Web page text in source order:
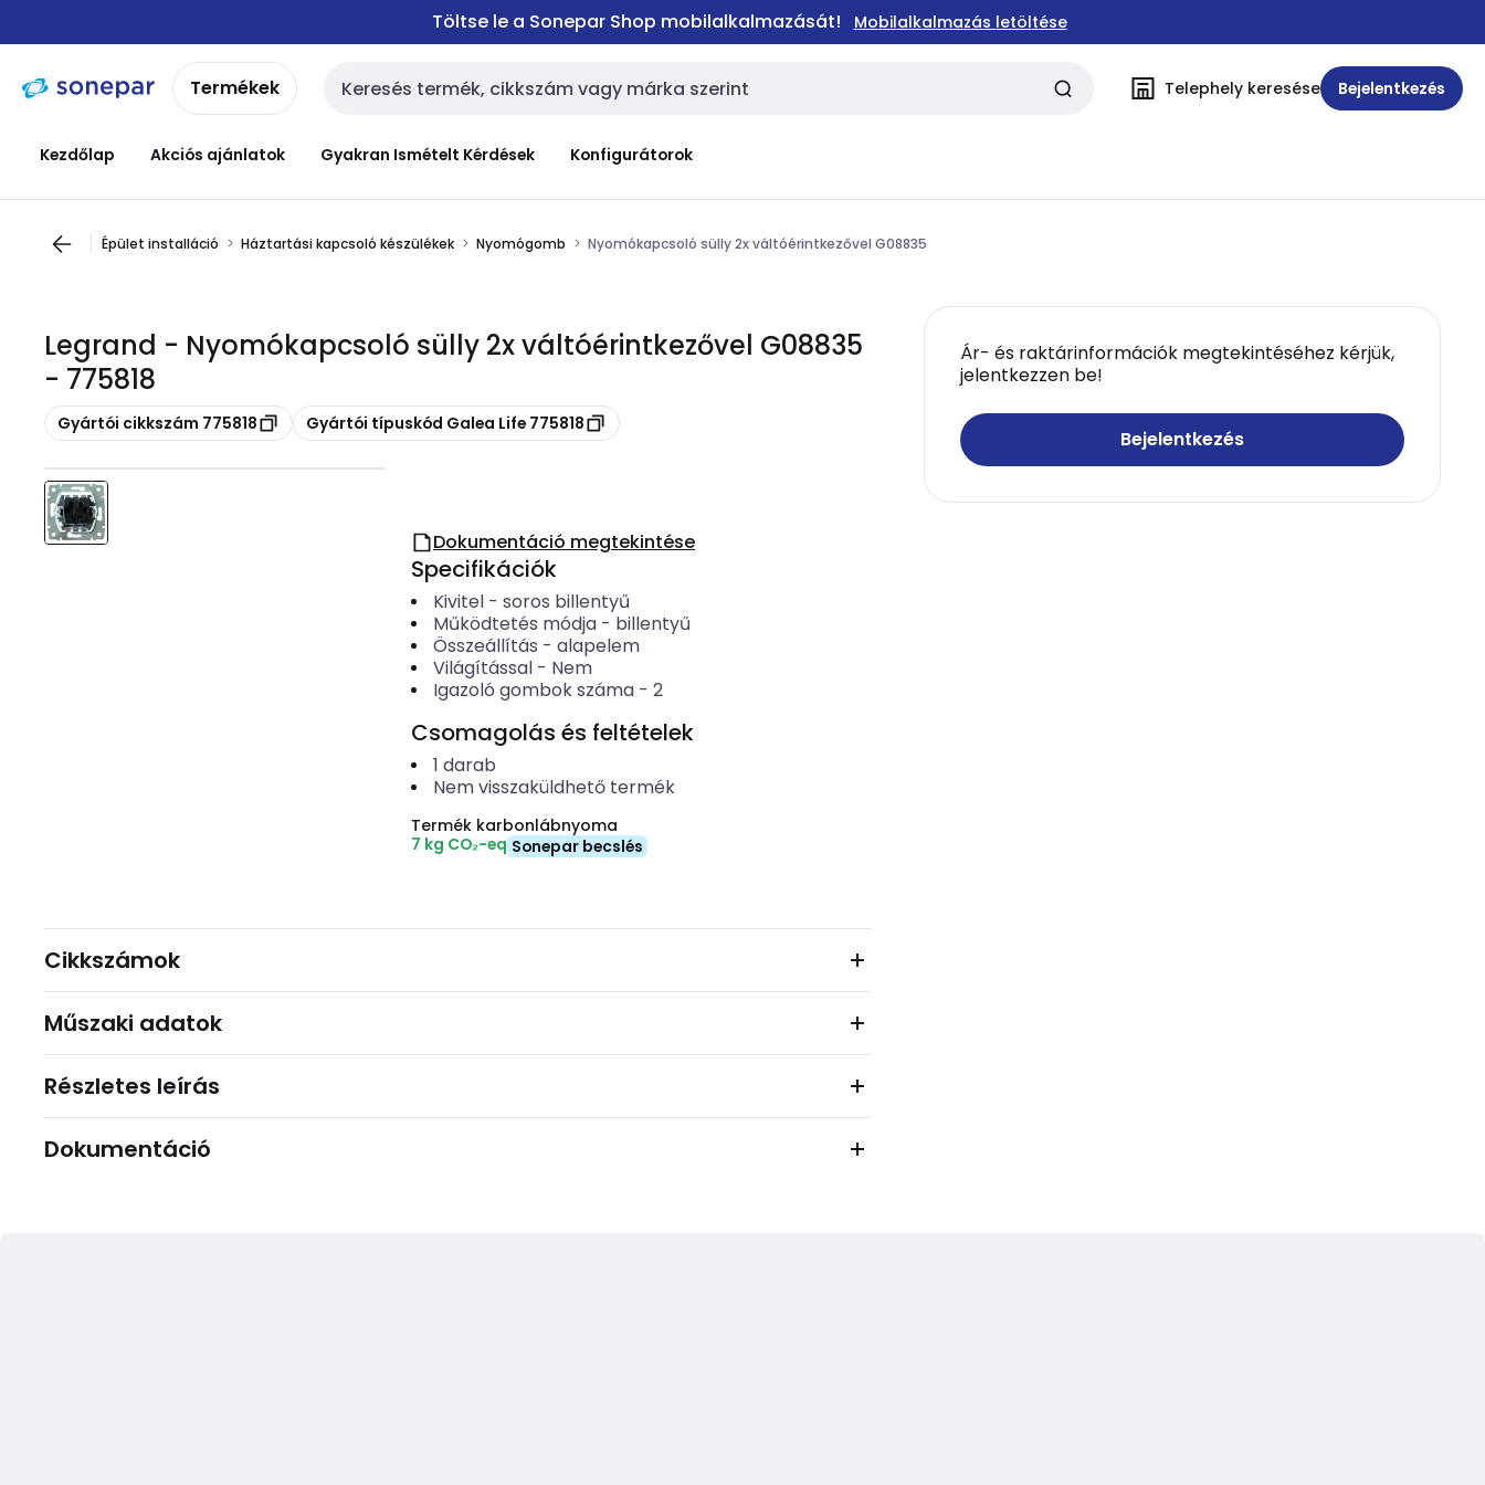
navigációhoztartalomra
Töltse le a Sonepar Shop mobilalkalmazását! Mobilalkalmazás letöltése
Termékek Keresési bemenet Telephely keresése Bejelentkezés
Kezdőlap Akciós ajánlatok Gyakran Ismételt Kérdések Konfigurátorok
Épület installáció Háztartási kapcsoló készülékek Nyomógomb Nyomókapcsoló sülly 2x váltóérintkezővel G08835
Legrand - Nyomókapcsoló sülly 2x váltóérintkezővel G08835
- 775818
Másolás
Gyártói cikkszám 775818 Másolás
Gyártói típuskód Galea Life 775818
Ár- és raktárinformációk megtekintéséhez kérjük,
jelentkezzen be!
Bejelentkezés
Dokumentáció megtekintése
Specifikációk
Kivitel- soros billentyű
Működtetés módja- billentyű
Összeállítás - alapelem
Világítással- Nem
Igazoló gombok száma- 2
Csomagolás és feltételek
1 darab
Nem visszaküldhető termék
Termék karbonlábnyoma
7 kg CO₂-eq Sonepar becslés
Cikkszámok
Műszaki adatok
Részletes leírás
Dokumentáció